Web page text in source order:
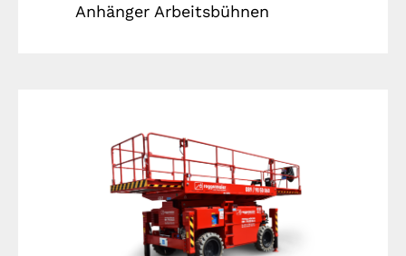
Anhänger Arbeitsbühnen